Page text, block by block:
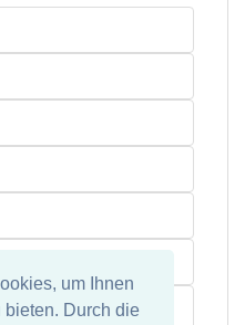
um Ihnen
Durch die